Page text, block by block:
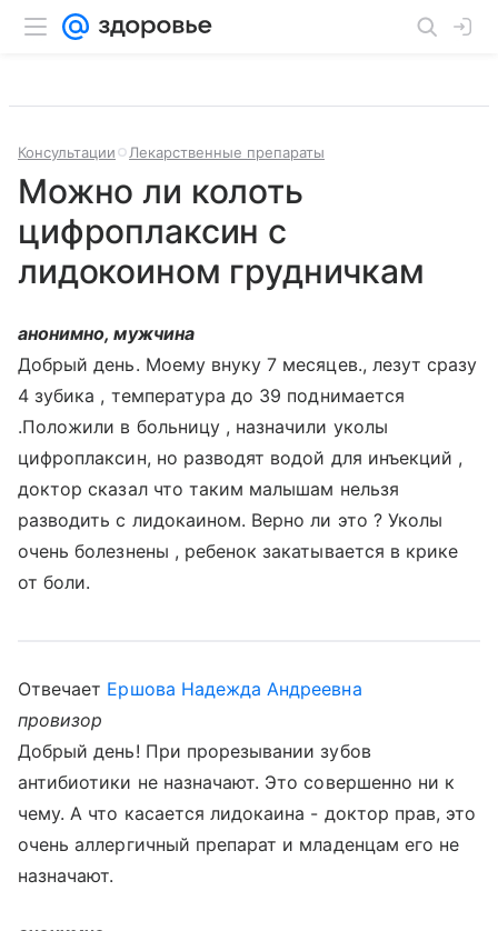
Консультации Лекарственные препараты
Можно ли колоть
цифроплаксин с
лидокоином грудничкам
анонимно, мужчина
Добрый день. Моему внуку 7 месяцев., лезут сразу
4 зубика , температура до 39 поднимается
.Положили в больницу , назначили уколы
цифроплаксин, но разводят водой для инъекций ,
доктор сказал что таким малышам нельзя
разводить с лидокаином. Верно ли это ? Уколы
очень болезнены , ребенок закатывается в крике
от боли.
Отвечает Ершова Надежда Андреевна
провизор
Добрый день! При прорезывании зубов
антибиотики не назначают. Это совершенно ни к
чему. А что касается лидокаина - доктор прав, это
очень аллергичный препарат и младенцам его не
назначают.